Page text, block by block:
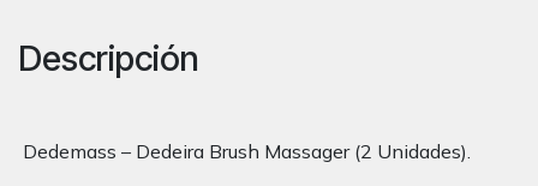
Descripción
Dedemass – Dedeira Brush Massager (2 Unidades).